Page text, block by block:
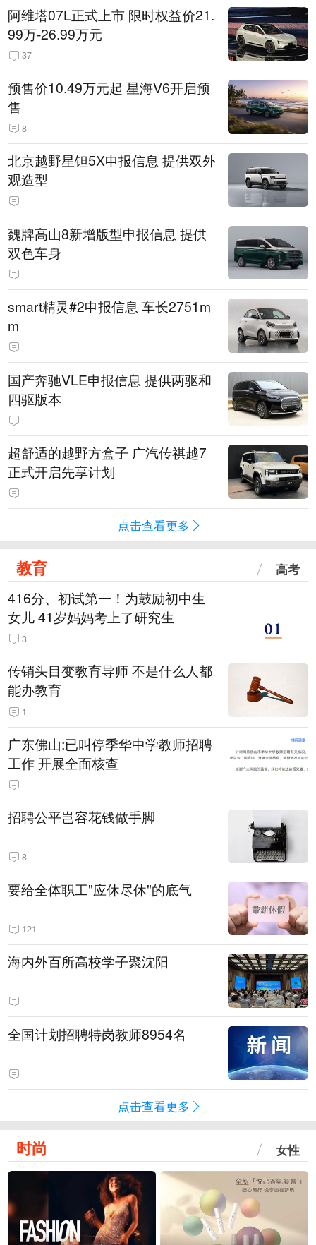
阿维塔07L正式上市 限时权益价21.
99万-26.99万元
37
预售价10.49万元起 星海V6开启预
售
8
北京越野星钽5X申报信息 提供双外
观造型
魏牌高山8新增版型申报信息 提供
双色车身
smart精灵#2申报信息 车长2751m
m
国产奔驰VLE申报信息 提供两驱和
四驱版本
超舒适的越野方盒子 广汽传祺越7
正式开启先享计划
点击查看更多
教育 高考
416分、初试第一！为鼓励初中生
女儿 41岁妈妈考上了研究生
3
传销头目变教育导师 不是什么人都
能办教育
1
广东佛山:已叫停季华中学教师招聘
工作 开展全面核查
招聘公平岂容花钱做手脚
8
要给全体职工"应休尽休"的底气
121
海内外百所高校学子聚沈阳
全国计划招聘特岗教师8954名
点击查看更多
时尚 女性